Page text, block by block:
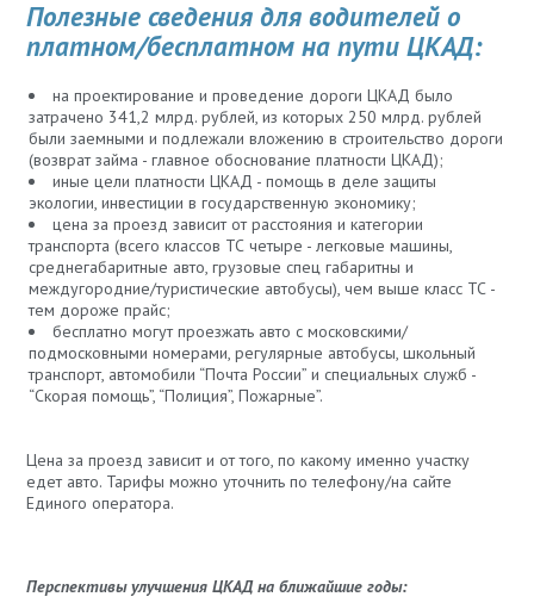
Полезные сведения для водителей о
платном/бесплатном на пути ЦКАД:
на проектирование и проведение дороги ЦКАД было
затрачено 341,2 млрд. рублей, из которых 250 млрд. рублей
были заемными и подлежали вложению в строительство дороги
(возврат займа - главное обоснование платности ЦКАД);
иные цели платности ЦКАД - помощь в деле защиты
экологии, инвестиции в государственную экономику;
цена за проезд зависит от расстояния и категории
транспорта (всего классов ТС четыре - легковые машины,
среднегабаритные авто, грузовые спец габаритны и
междугородние/туристические автобусы), чем выше класс ТС -
тем дороже прайс;
бесплатно могут проезжать авто с московскими/
подмосковными номерами, регулярные автобусы, школьный
транспорт, автомобили “Почта России” и специальных служб -
“Скорая помощь”, “Полиция”, Пожарные”.
Цена за проезд зависит и от того, по какому именно участку
едет авто. Тарифы можно уточнить по телефону/на сайте
Единого оператора.
Перспективы улучшения ЦКАД на ближайшие годы: